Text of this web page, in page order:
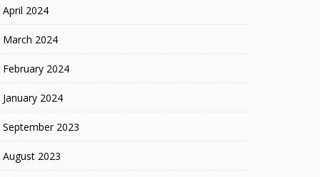
April 2024
March 2024
February 2024
January 2024
September 2023
August 2023